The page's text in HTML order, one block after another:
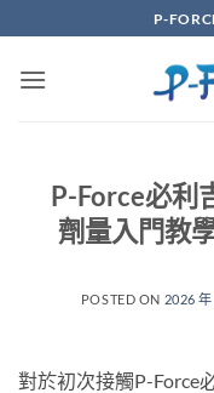
to
content
P-
P-Force必利
劑量入門教
POSTED ON 2026
對於初次接觸P-Force